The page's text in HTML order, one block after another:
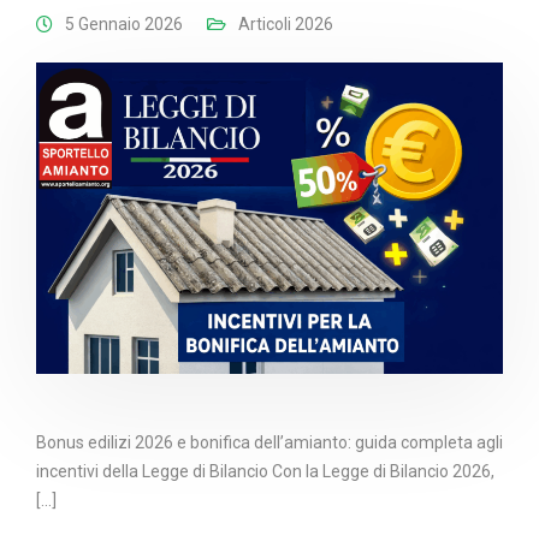
5 Gennaio 2026 Articoli 2026
Bonus edilizi 2026 e bonifica dell’amianto: guida completa agli
incentivi della Legge di Bilancio Con la Legge di Bilancio 2026,